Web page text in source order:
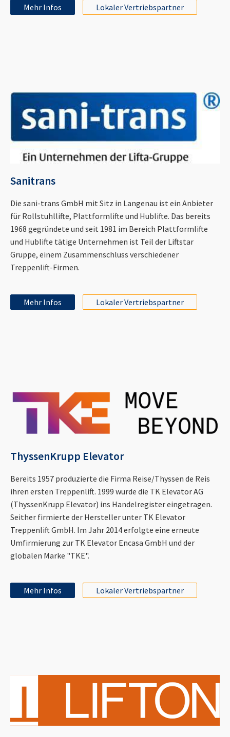
Mehr Infos Lokaler Vertriebspartner
Sanitrans
Die sani-trans GmbH mit Sitz in Langenau ist ein Anbieter
für Rollstuhllifte, Plattformlifte und Hublifte. Das bereits
1968 gegründete und seit 1981 im Bereich Plattformlifte
und Hublifte tätige Unternehmen ist Teil der Liftstar
Gruppe, einem Zusammenschluss verschiedener
Treppenlift-Firmen.
Mehr Infos Lokaler Vertriebspartner
ThyssenKrupp Elevator
Bereits 1957 produzierte die Firma Reise/Thyssen de Reis
ihren ersten Treppenlift. 1999 wurde die TK Elevator AG
(ThyssenKrupp Elevator) ins Handelregister eingetragen.
Seither firmierte der Hersteller unter TK Elevator
Treppenlift GmbH. Im Jahr 2014 erfolgte eine erneute
Umfirmierung zur TK Elevator Encasa GmbH und der
globalen Marke "TKE".
Mehr Infos Lokaler Vertriebspartner